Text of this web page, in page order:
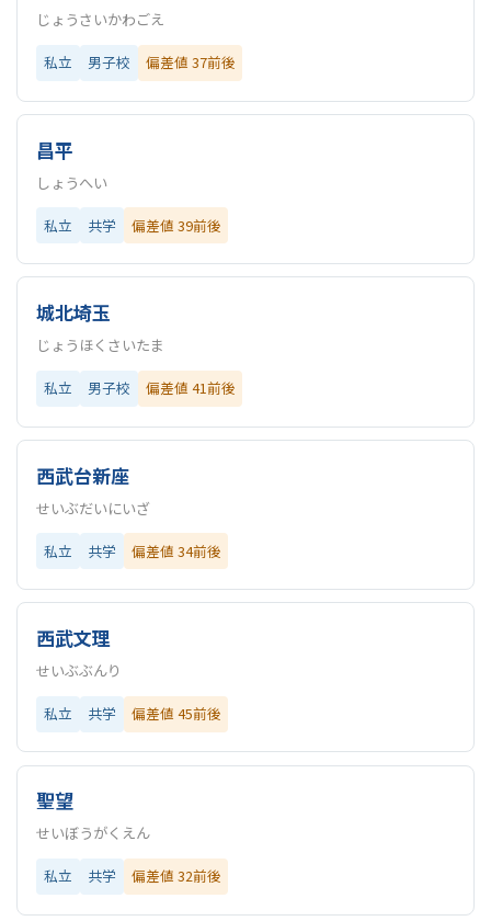
じょうさいかわごえ
私立 男子校 偏差値 37前後
昌平
しょうへい
私立 共学 偏差値 39前後
城北埼玉
じょうほくさいたま
私立 男子校 偏差値 41前後
西武台新座
せいぶだいにいざ
私立 共学 偏差値 34前後
西武文理
せいぶぶんり
私立 共学 偏差値 45前後
聖望
せいぼうがくえん
私立 共学 偏差値 32前後